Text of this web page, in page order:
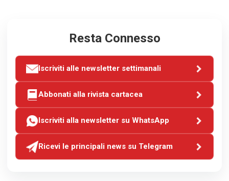
Resta Connesso
Iscriviti alle newsletter settimanali
Abbonati alla rivista cartacea
Iscriviti alla newsletter su WhatsApp
Ricevi le principali news su Telegram